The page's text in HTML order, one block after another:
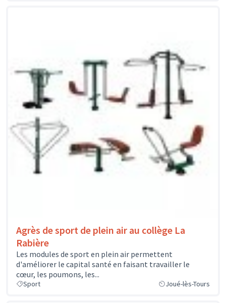
Agrès de sport de plein air au collège La
Rabière
Les modules de sport en plein air permettent
d'améliorer le capital santé en faisant travailler le
cœur, les poumons, les...
Sport Joué-lès-Tours